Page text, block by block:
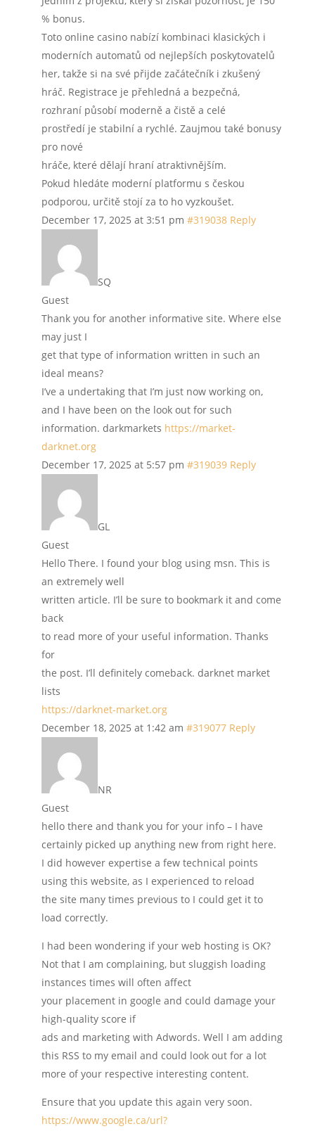
% bonus.
Toto online casino nabízí kombinaci klasických i
moderních automatů od nejlepších poskytovatelů
her, takže si na své přijde začátečník i zkušený
hráč. Registrace je přehledná a bezpečná,
rozhraní působí moderně a čistě a celé
prostředí je stabilní a rychlé. Zaujmou také bonusy
pro nové
hráče, které dělají hraní atraktivnějším.
Pokud hledáte moderní platformu s českou
podporou, určitě stojí za to ho vyzkoušet.
December 17, 2025 at 3:51 pm #319038 Reply
SQ
Guest
Thank you for another informative site. Where else
may just I
get that type of information written in such an
ideal means?
I’ve a undertaking that I’m just now working on,
and I have been on the look out for such
information. darkmarkets https://market-
darknet.org
December 17, 2025 at 5:57 pm #319039 Reply
GL
Guest
Hello There. I found your blog using msn. This is
an extremely well
written article. I’ll be sure to bookmark it and come
back
to read more of your useful information. Thanks
for
the post. I’ll definitely comeback. darknet market
lists
https://darknet-market.org
December 18, 2025 at 1:42 am #319077 Reply
NR
Guest
hello there and thank you for your info – I have
certainly picked up anything new from right here.
I did however expertise a few technical points
using this website, as I experienced to reload
the site many times previous to I could get it to
load correctly.
I had been wondering if your web hosting is OK?
Not that I am complaining, but sluggish loading
instances times will often affect
your placement in google and could damage your
high-quality score if
ads and marketing with Adwords. Well I am adding
this RSS to my email and could look out for a lot
more of your respective interesting content.
Ensure that you update this again very soon.
https://www.google.ca/url?